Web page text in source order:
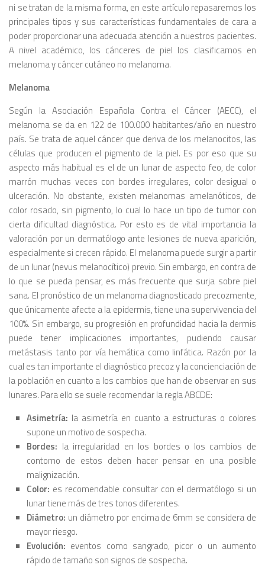
ni se tratan de la misma forma, en este artículo repasaremos los
principales tipos y sus características fundamentales de cara a
poder proporcionar una adecuada atención a nuestros pacientes.
A nivel académico, los cánceres de piel los clasificamos en
melanoma y cáncer cutáneo no melanoma.
Melanoma
Según la Asociación Española Contra el Cáncer (AECC), el
melanoma se da en 122 de 100.000 habitantes/año en nuestro
país. Se trata de aquel cáncer que deriva de los melanocitos, las
células que producen el pigmento de la piel. Es por eso que su
aspecto más habitual es el de un lunar de aspecto feo, de color
marrón muchas veces con bordes irregulares, color desigual o
ulceración. No obstante, existen melanomas amelanóticos, de
color rosado, sin pigmento, lo cual lo hace un tipo de tumor con
cierta dificultad diagnóstica. Por esto es de vital importancia la
valoración por un dermatólogo ante lesiones de nueva aparición,
especialmente si crecen rápido. El melanoma puede surgir a partir
de un lunar (nevus melanocítico) previo. Sin embargo, en contra de
lo que se pueda pensar, es más frecuente que surja sobre piel
sana. El pronóstico de un melanoma diagnosticado precozmente,
que únicamente afecte a la epidermis, tiene una supervivencia del
100%. Sin embargo, su progresión en profundidad hacia la dermis
puede tener implicaciones importantes, pudiendo causar
metástasis tanto por vía hemática como linfática. Razón por la
cual es tan importante el diagnóstico precoz y la concienciación de
la población en cuanto a los cambios que han de observar en sus
lunares. Para ello se suele recomendar la regla ABCDE:
Asimetría: la asimetría en cuanto a estructuras o colores
supone un motivo de sospecha.
Bordes: la irregularidad en los bordes o los cambios de
contorno de estos deben hacer pensar en una posible
malignización.
Color: es recomendable consultar con el dermatólogo si un
lunar tiene más de tres tonos diferentes.
Diámetro: un diámetro por encima de 6mm se considera de
mayor riesgo.
Evolución: eventos como sangrado, picor o un aumento
rápido de tamaño son signos de sospecha.